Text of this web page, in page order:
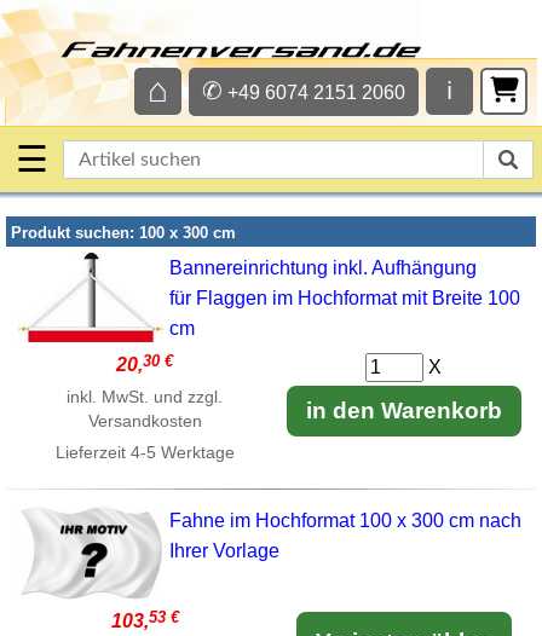
ℹ
✆ +49 6074 2151 2060
⌂
☰
Produkt suchen: 100 x 300 cm
Bannereinrichtung inkl. Aufhängung
für Flaggen im Hochformat mit Breite 100
cm
20,30 €
inkl. MwSt. und zzgl.
Versandkosten
Lieferzeit 4-5 Werktage
X
in den Warenkorb
Fahne im Hochformat 100 x 300 cm nach
Ihrer Vorlage
103,53 €